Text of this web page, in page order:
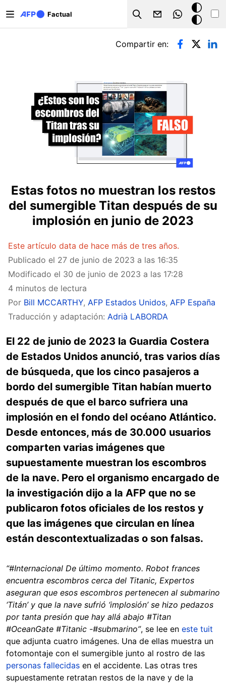
Factual
Search
Modo
oscuro
Solapas principales
Compartir en:
Estas fotos no muestran los restos
del sumergible Titan después de su
implosión en junio de 2023
Este artículo data de hace más de tres años.
Publicado el 27 de junio de 2023 a las 16:35
Modificado el 30 de junio de 2023 a las 17:28
4 minutos de lectura
Por Bill MCCARTHY, AFP Estados Unidos, AFP España
Traducción y adaptación: Adrià LABORDA
El 22 de junio de 2023 la Guardia Costera
de Estados Unidos anunció, tras varios días
de búsqueda, que los cinco pasajeros a
bordo del sumergible Titan habían muerto
después de que el barco sufriera una
implosión en el fondo del océano Atlántico.
Desde entonces, más de 30.000 usuarios
comparten varias imágenes que
supuestamente muestran los escombros
de la nave. Pero el organismo encargado de
la investigación dijo a la AFP que no se
publicaron fotos oficiales de los restos y
que las imágenes que circulan en línea
están descontextualizadas o son falsas.
“#Internacional De último momento. Robot frances
encuentra escombros cerca del Titanic, Expertos
aseguran que esos escombros pertenecen al submarino
‘Titán’ y que la nave sufrió ‘implosión’ se hizo pedazos
por tanta presión que hay allá abajo #Titan
#OceanGate #Titanic -#submarino”, se lee en este tuit
que adjunta cuatro imágenes. Una de ellas muestra un
fotomontaje con el sumergible junto al rostro de las
personas fallecidas en el accidente. Las otras tres
supuestamente retratan restos de la nave y de la